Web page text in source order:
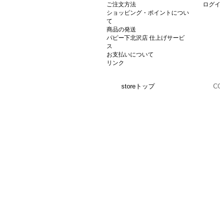
ご注文方法
ショッピング・ポイントについ
て
商品の発送
パピー下北沢店 仕上げサービ
ス
お支払いについて
リンク
ログ
storeトップ